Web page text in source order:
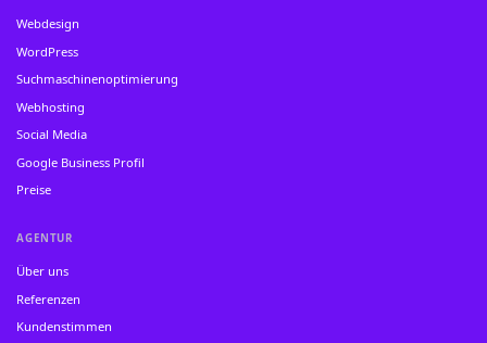
Webdesign
WordPress
Suchmaschinenoptimierung
Webhosting
Social Media
Google Business Profil
Preise
AGENTUR
Über uns
Referenzen
Kundenstimmen